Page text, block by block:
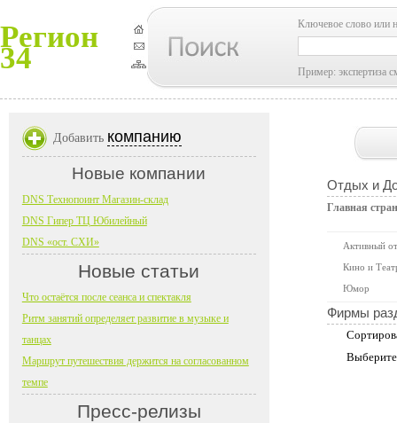
Регион
34
Ключевое слово или
Пример: экспертиза
Отдых и
Главная
Активный
Кино и
Юмор
Фирмы
Добавить компанию
Новые компании
DNS Технопоинт Магазин-склад
DNS Гипер ТЦ Юбилейный
DNS «ост. СХИ»
Новые статьи
Что остаётся после сеанса и спектакля
Ритм занятий определяет развитие в музыке и
танцах
Маршрут путешествия держится на согласованном
темпе
Пресс-релизы